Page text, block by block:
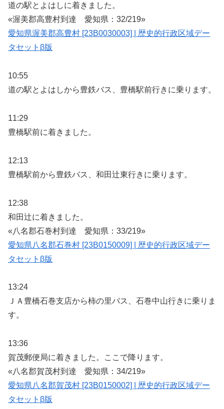
道の駅とよはしに着きました。
«渥美郡高豊村到達 愛知県：32/219»
愛知県渥美郡高豊村 [23B0030003] | 歴史的行政区域デー
タセットβ版
10:55
道の駅とよはしから豊鉄バス、豊橋駅前行きに乗ります。
11:29
豊橋駅前に着きました。
12:13
豊橋駅前から豊鉄バス、和田辻東行きに乗ります。
12:38
和田辻に着きました。
«八名郡石巻村到達 愛知県：33/219»
愛知県八名郡石巻村 [23B0150009] | 歴史的行政区域デー
タセットβ版
13:24
ＪＡ豊橋石巻支店から柿の里バス、石巻中山行きに乗りま
す。
13:36
賀茂郵便局に着きました。ここで降ります。
«八名郡賀茂村到達 愛知県：34/219»
愛知県八名郡賀茂村 [23B0150002] | 歴史的行政区域デー
タセットβ版